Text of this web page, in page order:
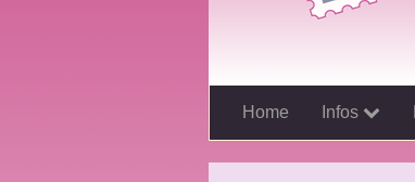
Home Infos